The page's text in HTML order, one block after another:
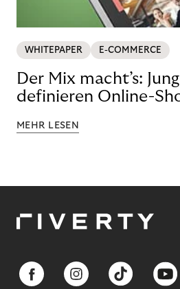
WHITEPAPER E-COMMERCE
Der Mix macht’s:
definieren Online-
MEHR LESEN